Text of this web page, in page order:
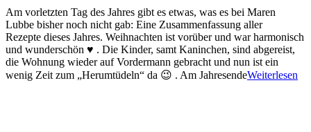
Am vorletzten Tag des Jahres gibt es etwas, was es bei Maren
Lubbe bisher noch nicht gab: Eine Zusammenfassung aller
Rezepte dieses Jahres. Weihnachten ist vorüber und war harmonisch
und wunderschön ♥ . Die Kinder, samt Kaninchen, sind abgereist,
die Wohnung wieder auf Vordermann gebracht und nun ist ein
wenig Zeit zum „Herumtüdeln“ da 😉 . Am JahresendeWeiterlesen